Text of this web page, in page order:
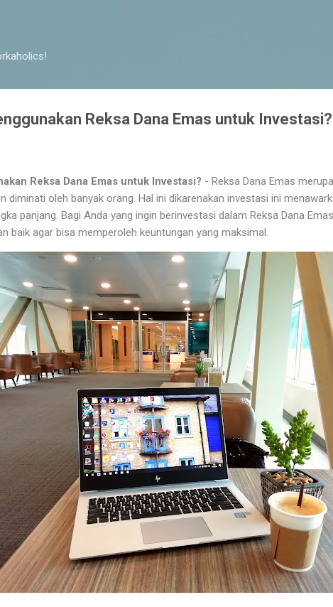
Reksa Dana Emas untuk Investasi?
Reksa Dana Emas untuk Investasi? - Reksa Dana Emas
diminati oleh banyak orang. Hal ini dikarenakan investasi ini
panjang. Bagi Anda yang ingin berinvestasi dalam Reksa Dana
baik agar bisa memperoleh keuntungan yang maksimal.